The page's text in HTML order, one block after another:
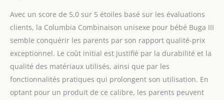
Avec un score de 5,0 sur 5 étoiles basé sur les évaluations
clients, la Columbia Combinaison unisexe pour bébé Buga III
semble conquérir les parents par son rapport qualité-prix
exceptionnel. Le coût initial est justifié par la durabilité et la
qualité des matériaux utilisés, ainsi que par les
fonctionnalités pratiques qui prolongent son utilisation. En
optant pour un produit de ce calibre, les parents peuvent